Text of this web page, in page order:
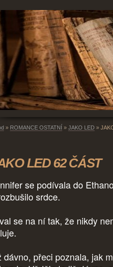
» ROMANCE OSTATNÍ » JAKO LED »
LED 62 ČÁST
se podívala do
srdce.
se na ní tak, že nikdy
dávno, přeci poznala, jak